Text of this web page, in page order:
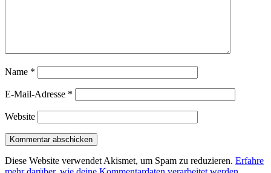
Name *
E-Mail-Adresse *
Website
Diese Website verwendet Akismet, um Spam zu reduzieren. Erfahre